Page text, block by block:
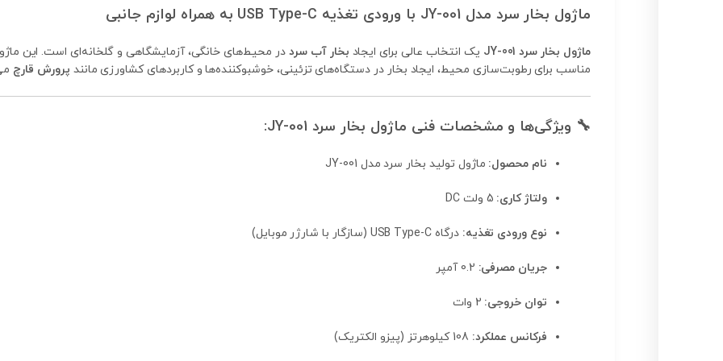
ماژول بخار سرد مدل JY-001 با ورودی تغذیه USB Type-C به همراه لوازم جانبی
ماژول بخار سرد JY-001 یک انتخاب عالی برای ایجاد بخار آب سرد در محیط‌های خانگی، آزمایشگاهی و گلخانه‌ای است. این
مناسب برای رطوبت‌سازی محیط، ایجاد بخار در دستگاه‌های تزئینی، خوشبوکننده‌ها و کاربردهای کشاورزی مانند پرورش قارچ
🔧 ویژگی‌ها و مشخصات فنی ماژول بخار سرد JY-001:
نام محصول: ماژول تولید بخار سرد مدل JY-001
ولتاژ کاری:
نوع ورودی تغذیه: درگاه USB Type-C (سازگار با شارژر موبایل)
جریان مصرفی:
توان خروجی:
فرکانس عملکرد: